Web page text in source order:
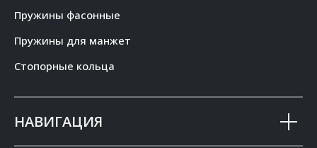
Пружины фасонные
Пружины для манжет
Стопорные кольца
НАВИГАЦИЯ